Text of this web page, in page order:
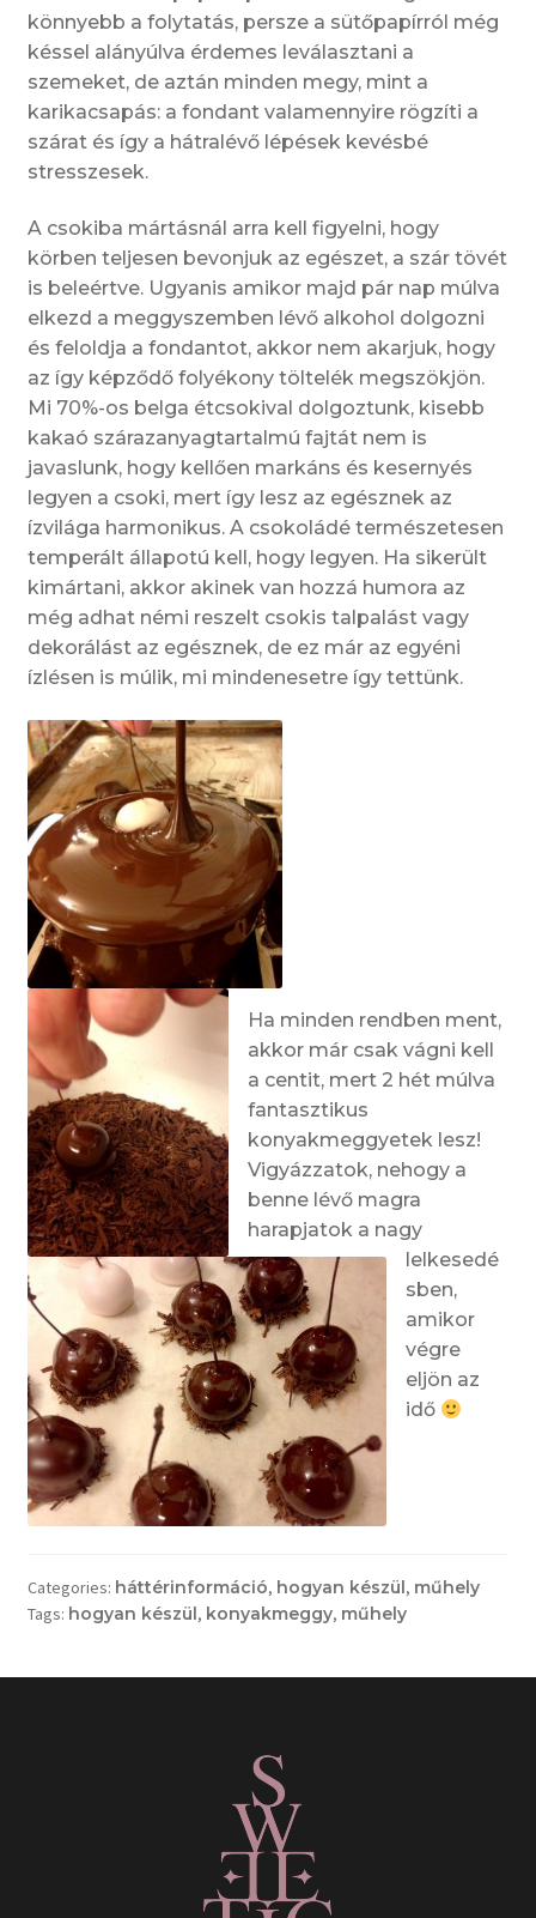
könnyebb a folytatás, persze a sütőpapírról még
késsel alányúlva érdemes leválasztani a
szemeket, de aztán minden megy, mint a
karikacsapás: a fondant valamennyire rögzíti a
szárat és így a hátralévő lépések kevésbé
stresszesek.
A csokiba mártásnál arra kell figyelni, hogy
körben teljesen bevonjuk az egészet, a szár tövét
is beleértve. Ugyanis amikor majd pár nap múlva
elkezd a meggyszemben lévő alkohol dolgozni
és feloldja a fondantot, akkor nem akarjuk, hogy
az így képződő folyékony töltelék megszökjön.
Mi 70%-os belga étcsokival dolgoztunk, kisebb
kakaó szárazanyagtartalmú fajtát nem is
javaslunk, hogy kellően markáns és kesernyés
legyen a csoki, mert így lesz az egésznek az
ízvilága harmonikus. A csokoládé természetesen
temperált állapotú kell, hogy legyen. Ha sikerült
kimártani, akkor akinek van hozzá humora az
még adhat némi reszelt csokis talpalást vagy
dekorálást az egésznek, de ez már az egyéni
ízlésen is múlik, mi mindenesetre így tettünk.
Ha minden rendben ment,
akkor már csak vágni kell
a centit, mert 2 hét múlva
fantasztikus
konyakmeggyetek lesz!
Vigyázzatok, nehogy a
benne lévő magra
harapjatok a nagy
lelkesedé
sben,
amikor
végre
eljön az
idő
Categories: háttérinformáció, hogyan készül, műhely
Tags: hogyan készül, konyakmeggy, műhely